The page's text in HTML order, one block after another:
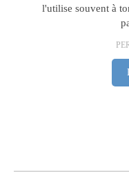
l'utilise souvent à